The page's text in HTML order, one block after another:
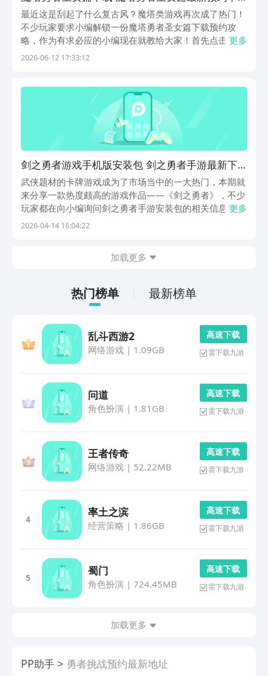
载安装链接推荐
最近这是刮起了什么复古风？魔塔类游戏再次成了热门！
不少玩家要求小编解锁一份魔塔勇者圣女篇下载预约攻
略，作为有求必应的小编现在就教给大家！首先点击下方
的《魔塔勇者圣女篇》最新预约下载地址，然后在豌豆荚
最...
更多
2026-06-12 17:33:12
剑之勇者游戏手机版安装包 剑之勇者手游最新下
载预约地址
武侠题材的卡牌游戏成为了市场当中的一大热门，本期就
来分享一款热度颇高的游戏作品——《剑之勇者》，不少
玩家都在向小编询问剑之勇者手游安装包的相关信息情
况，其实这款游戏的下载方法非常简单，小编将该游戏的
更多
2026-04-14 16:04:22
加载更多
热门榜单 最新榜单
乱斗西游2
网络游戏| 1.09GB
高 速 下 载
需下载九游
问道
角色扮演 | 1.81GB
高 速 下 载
需下载九游
王者传奇
网络游戏| 52.22MB
高 速 下 载
需下载九游
4
率土之滨
经营策略 | 1.86GB
高 速 下 载
需下载九游
5
蜀门
角色扮演 | 724.45MB
高 速 下 载
需下载九游
加载更多
PP助手 勇者挑战预约最新地址